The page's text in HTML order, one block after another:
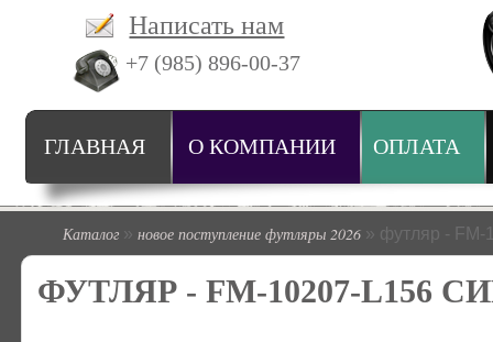
Написать нам
+7 (985) 896-00-37
ГЛАВНАЯ О КОМПАНИИ ОПЛАТА
Каталог »новое поступление футляры 2026 » футляр -
ФУТЛЯР - FM-10207-L156